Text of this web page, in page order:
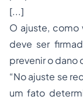
[...]
O ajuste, como
deve ser
prevenir o dano
“No ajuste se
um fato